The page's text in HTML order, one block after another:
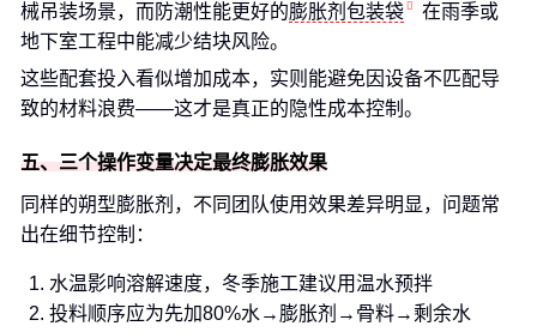
械吊装场景，而防潮性能更好的膨胀剂包装袋
在雨季或
地下室工程中能减少结块风险。
这些配套投入看似增加成本，实则能避免因设备不匹配导
致的材料浪费——这才是真正的隐性成本控制。
五、三个操作变量决定最终膨胀效果
同样的朔型膨胀剂，不同团队使用效果差异明显，问题常
出在细节控制：
水温影响溶解速度，冬季施工建议用温水预拌
投料顺序应为先加80%水→膨胀剂→骨料→剩余水